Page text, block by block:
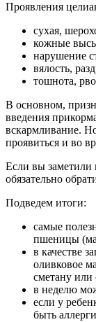
Проявления
сухая,
кожные
нарушение
вялость,
тошнота,
В основном,
введения
вскармливание.
проявиться и во
Если вы заметили
обязательно
Подведем итоги:
самые
пшеницы
в качестве
оливковое
сметану или
в неделю
если у
быть